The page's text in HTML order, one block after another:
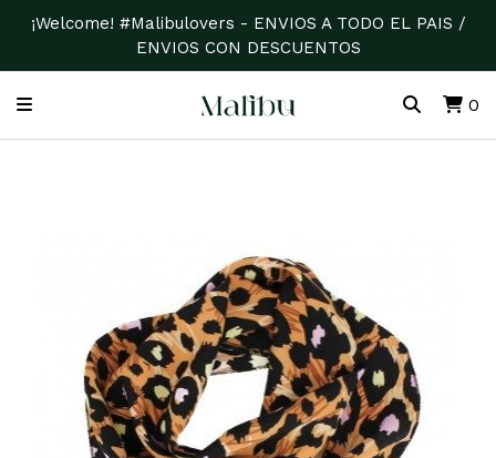
¡Welcome! #Malibulovers - ENVIOS A TODO EL PAIS /
ENVIOS CON DESCUENTOS
0